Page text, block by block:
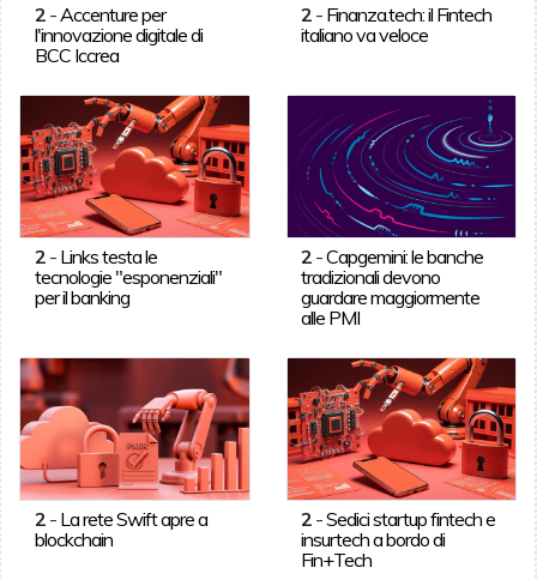
2- Accenture per
l'innovazione digitale di
BCC Iccrea
2 - Finanza.tech: il Fintech
italiano va veloce
2- Links testa le
tecnologie "esponenziali"
per il banking
2 -Capgemini: le banche
tradizionali devono
guardare maggiormente
alle PMI
2- La rete Swift apre a
blockchain
2 -Sedici startup fintech e
insurtech a bordo di
Fin+Tech